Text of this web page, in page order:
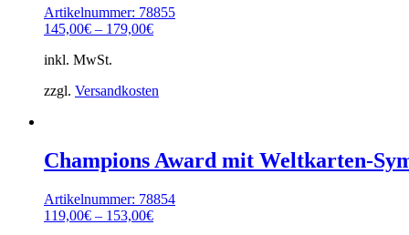
Artikelnummer: 78855
145,00€ – 179,00€
inkl. MwSt.
zzgl. Versandkosten
Champions Award mit Weltkarten-
Artikelnummer: 78854
119,00€ – 153,00€